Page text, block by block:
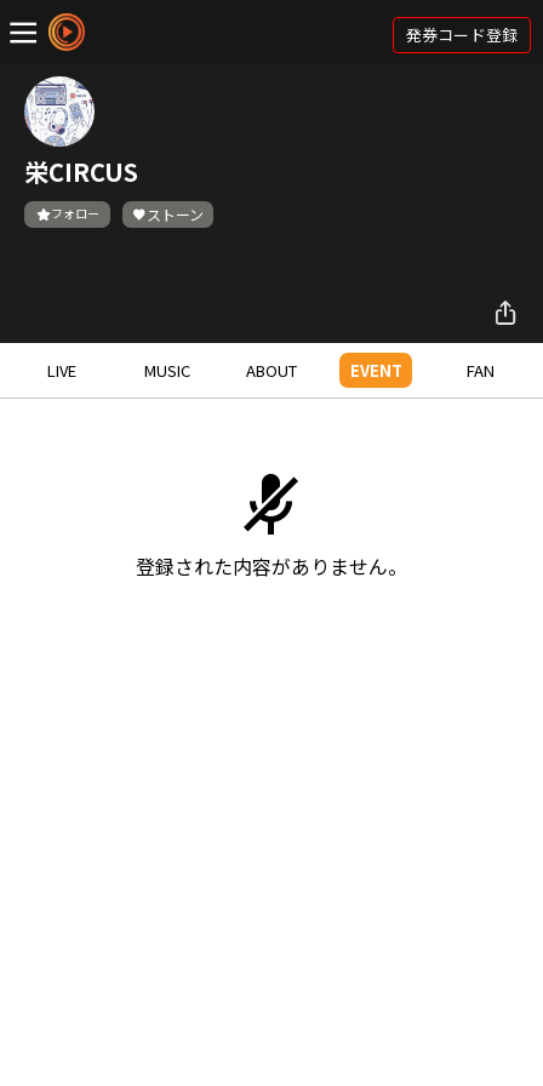
発券コード登録
栄CIRCUS
フォロー ストーン
LIVE MUSIC ABOUT EVENT FAN
登録された内容がありません。